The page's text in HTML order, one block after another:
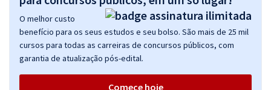
Comprar
CRT SP - Conselho Regional dos Técnicos Industriais do Estado de
São Paulo - Advogado
O melhor custo
benefício para os seus estudos e seu bolso. São mais de 25 mil
cursos para todas as carreiras de concursos públicos, com
garantia de atualização pós-edital.
Comece hoje